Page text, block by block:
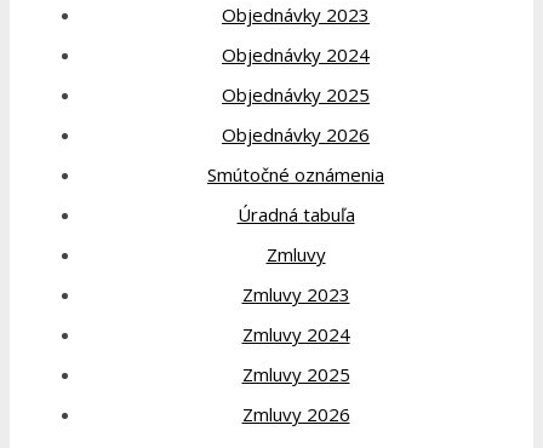
Objednávky 2023
Objednávky 2024
Objednávky 2025
Objednávky 2026
Smútočné oznámenia
Úradná tabuľa
Zmluvy
Zmluvy 2023
Zmluvy 2024
Zmluvy 2025
Zmluvy 2026